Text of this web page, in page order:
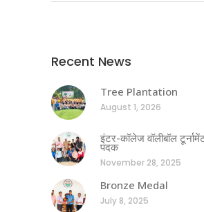
Recent News
Tree Plantation
August 1, 2026
इंटर-कॉलेज वॉलीबॉल
पदक
November 28, 2025
Bronze Medal
July 8, 2025